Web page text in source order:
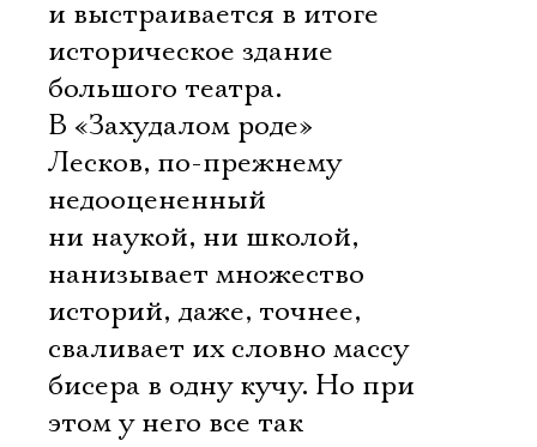
и выстраивается в итоге
историческое здание
большого театра.
В «Захудалом роде»
Лесков, по-прежнему
недооцененный
ни наукой, ни школой,
нанизывает множество
историй, даже, точнее,
сваливает их словно массу
бисера в одну кучу. Но при
этом у него все так